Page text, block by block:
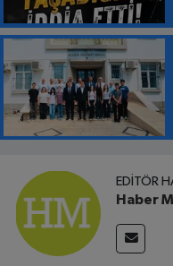
EDITÖR
Haber